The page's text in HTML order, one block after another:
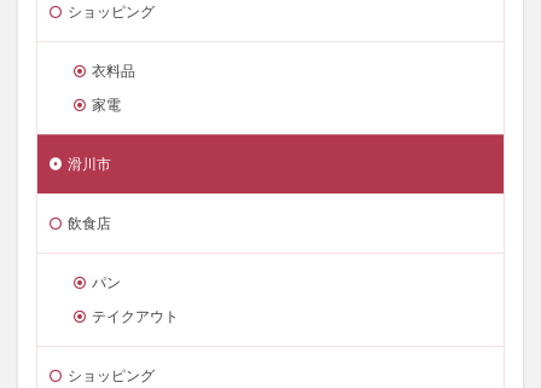
ショッピング
衣料品
家電
滑川市
飲食店
パン
テイクアウト
ショッピング